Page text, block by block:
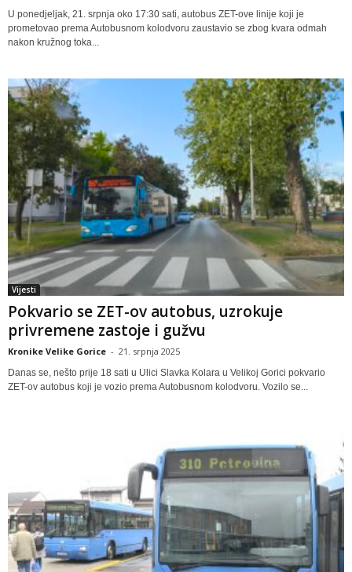
U ponedjeljak, 21. srpnja oko 17:30 sati, autobus ZET-ove linije koji je
prometovao prema Autobusnom kolodvoru zaustavio se zbog kvara odmah
nakon kružnog toka...
Vijesti
Pokvario se ZET-ov autobus, uzrokuje
privremene zastoje i gužvu
Kronike Velike Gorice - 21. srpnja 2025
Danas se, nešto prije 18 sati u Ulici Slavka Kolara u Velikoj Gorici pokvario
ZET-ov autobus koji je vozio prema Autobusnom kolodvoru. Vozilo se...